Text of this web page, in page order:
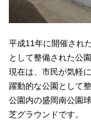
平成11年に開催され
として整備された公園
現在は、市民が気軽
躍動的な公園として
公園内の盛岡南公園
芝グラウンドです。